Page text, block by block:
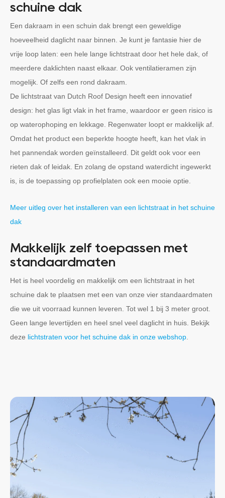
schuine dak
Een dakraam in een schuin dak brengt een geweldige
hoeveelheid daglicht naar binnen. Je kunt je fantasie hier de
vrije loop laten: een hele lange lichtstraat door het hele dak, of
meerdere daklichten naast elkaar. Ook ventilatieramen zijn
mogelijk. Of zelfs een rond dakraam.
De lichtstraat van Dutch Roof Design heeft een innovatief
design: het glas ligt vlak in het frame, waardoor er geen risico is
op waterophoping en lekkage. Regenwater loopt er makkelijk af.
Omdat het product een beperkte hoogte heeft, kan het vlak in
het pannendak worden geïnstalleerd. Dit geldt ook voor een
rieten dak of leidak. En zolang de opstand waterdicht ingewerkt
is, is de toepassing op profielplaten ook een mooie optie.
Meer uitleg over het installeren van een lichtstraat in het schuine
dak
Makkelijk zelf toepassen met
standaardmaten
Het is heel voordelig en makkelijk om een lichtstraat in het
schuine dak te plaatsen met een van onze vier standaardmaten
die we uit voorraad kunnen leveren. Tot wel 1 bij 3 meter groot.
Geen lange levertijden en heel snel veel daglicht in huis. Bekijk
deze lichtstraten voor het schuine dak in onze webshop